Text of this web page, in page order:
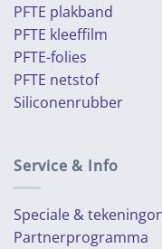
PFTE plakband
PFTE kleeffilm
PFTE-folies
PFTE netstof
Siliconenrubber
Service & Info
Speciale &
Partnerprogramma